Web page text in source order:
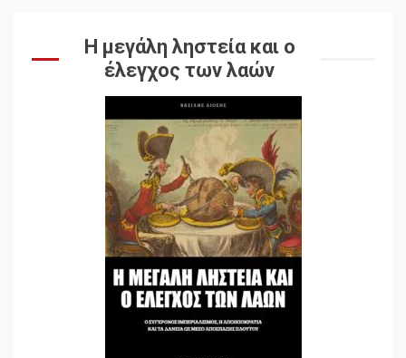
Η μεγάλη ληστεία και ο
έλεγχος των λαών